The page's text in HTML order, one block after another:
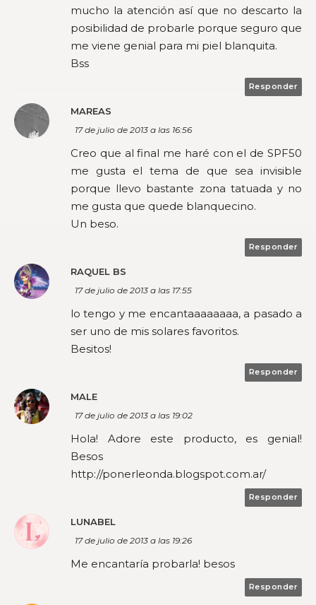
mucho la atención así que no descarto la
posibilidad de probarle porque seguro que
me viene genial para mi piel blanquita.
Bss
Responder
MAREAS
17 de julio de 2013 a las 16:56
Creo que al final me haré con el de SPF50
me gusta el tema de que sea invisible
porque llevo bastante zona tatuada y no
me gusta que quede blanquecino.
Un beso.
Responder
RAQUEL BS
17 de julio de 2013 a las 17:55
lo tengo y me encantaaaaaaaa, a pasado a
ser uno de mis solares favoritos.
Besitos!
Responder
MALE
17 de julio de 2013 a las 19:02
Hola! Adore este producto, es genial!
Besos
http://ponerleonda.blogspot.com.ar/
Responder
LUNABEL
17 de julio de 2013 a las 19:26
Me encantaría probarla! besos
Responder